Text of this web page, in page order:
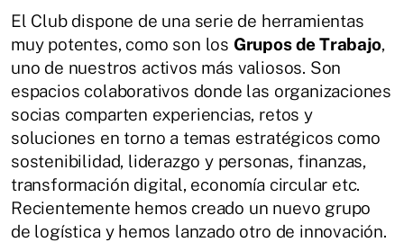
El Club dispone de una serie de herramientas
muy potentes, como son los Grupos de Trabajo,
uno de nuestros activos más valiosos. Son
espacios colaborativos donde las organizaciones
socias comparten experiencias, retos y
soluciones en torno a temas estratégicos como
sostenibilidad, liderazgo y personas, finanzas,
transformación digital, economía circular etc.
Recientemente hemos creado un nuevo grupo
de logística y hemos lanzado otro de innovación.